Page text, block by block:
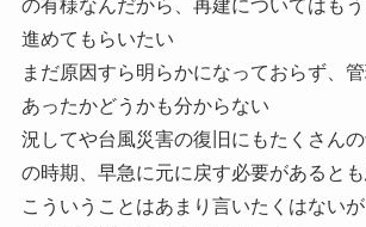
の有様なんだから、再建についてはも
進めてもらいたい
まだ原因すら明らかになっておらず、
あったかどうかも分からない
況してや台風災害の復旧にもたくさん
の時期、早急に元に戻す必要があると
こういうことはあまり言いたくはない